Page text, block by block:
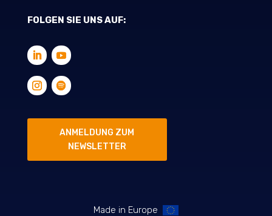
FOLGEN SIE UNS AUF:
ANMELDUNG ZUM
NEWSLETTER
Made in Europe